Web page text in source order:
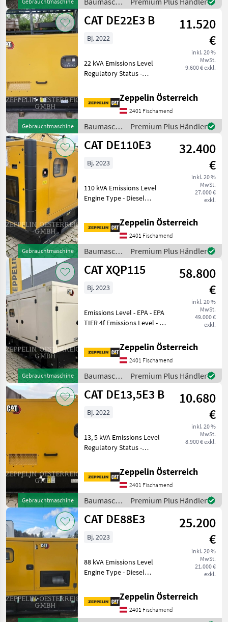
/ CAT
Gebrauchtmaschine
CAT DE22E3 B
11.520
€
inkl. 20 %
MwSt.
9.600 € exkl.
Bj. 2022
22 kVA Emissions Level
Regulatory Status -
Regulatory Status - CAT_CA
Export_EU Export
Regulatory Status -
CAT_R96_US Export Engine
Type - Diesel Ba
Zeppelin Österreich
2401 Fischamend
Baumaschinen
/ CAT
Premium Plus Händler
Gebrauchtmaschine
CAT DE110E3
32.400
€
inkl. 20 %
MwSt.
27.000 €
exkl.
Bj. 2023
110 kVA Emissions Level
Engine Type - Diesel
BaumaschinenZeppelin Österreich
2401 Fischamend
Baumaschinen
/ CAT
Premium Plus Händler
Gebrauchtmaschine
CAT XQP115
58.800
€
inkl. 20 %
MwSt.
49.000 €
exkl.
Bj. 2023
Emissions Level - EPA - EPA
TIER 4f Emissions Level - EU
CAT_Const_NR_EPA/CARB_EU_China
Export Engine Type - Diesel
Baumaschinen Son
Zeppelin Österreich
2401 Fischamend
Baumaschinen
/ CAT
Premium Plus Händler
Gebrauchtmaschine
CAT DE13,5E3 B
10.680
€
inkl. 20 %
MwSt.
8.900 € exkl.
Bj. 2022
13, 5 kVA Emissions Level
Regulatory Status -
Regulatory Status - CAT_CA
Export_EU Export_US
Export Engine Type - Diesel
Baumaschinen Sonstige
Baumas
Zeppelin Österreich
2401 Fischamend
Baumaschinen
/ CAT
Premium Plus Händler
CAT DE88E3
25.200
€
inkl. 20 %
MwSt.
21.000 €
exkl.
Bj. 2023
88 kVA Emissions Level
Engine Type - Diesel
BaumaschinenZeppelin Österreich
2401 Fischamend